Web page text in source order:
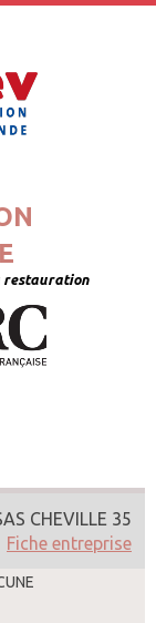
restauration
CHEVILLE 35
Fiche entreprise